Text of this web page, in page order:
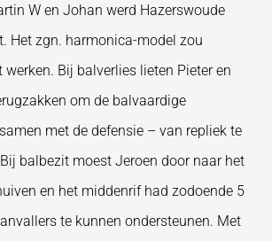
W en Johan werd Hazerswoude
Het zgn. harmonica-model zou
Bij balverlies lieten Pieter en
om de balvaardige
met de defensie – van repliek te
balbezit moest Jeroen door naar het
en het middenrif had zodoende 5
te kunnen ondersteunen. Met